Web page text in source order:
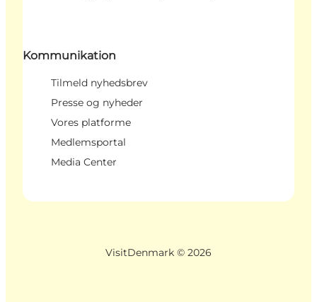
Kommunikation
Tilmeld nyhedsbrev
Presse og nyheder
Vores platforme
Medlemsportal
Media Center
VisitDenmark © 2026